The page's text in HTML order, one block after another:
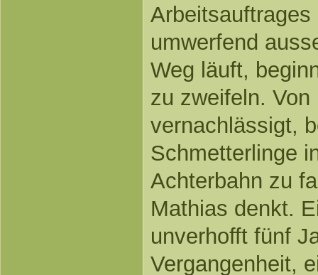
umwerfend
Weg läuft,
zu zweifeln.
vernachlässigt,
Schmetterlinge
Achterbahn zu
Mathias denkt.
unverhofft fünf
Vergangenheit,